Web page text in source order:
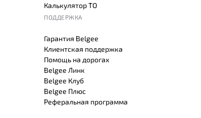
Калькулятор ТО
ПОДДЕРЖКА
Гарантия Belgee
Клиентская поддержка
Помощь на дорогах
Belgee Линк
Belgee Клуб
Belgee Плюс
Реферальная программа